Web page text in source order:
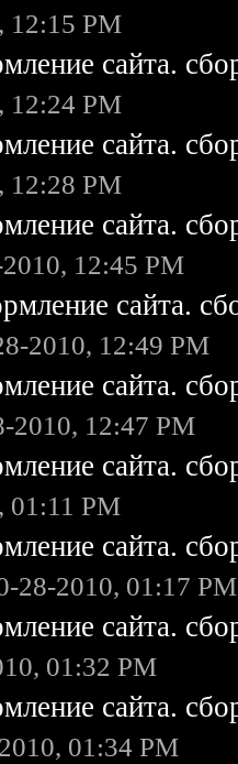
12:15 PM
сайта.
12:24 PM
сайта.
12:28 PM
сайта.
12:45 PM
сайта.
2010, 12:49 PM
сайта.
2010, 12:47 PM
сайта.
01:11 PM
сайта.
28-2010, 01:17 PM
сайта.
01:32 PM
сайта.
01:34 PM